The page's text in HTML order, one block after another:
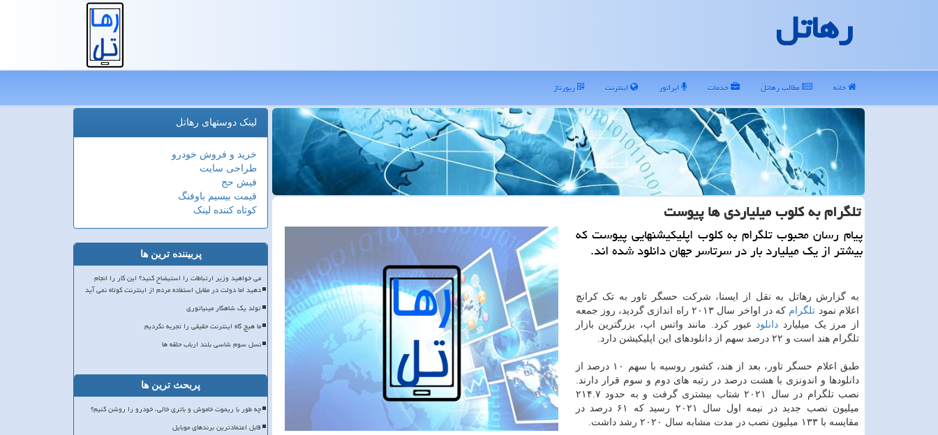
رهاتل
خانه مطالب رهاتل خدمات اپراتور اینترنت رپورتاژ
تلگرام به کلوب میلیاردی ها پیوست
پیام رسان محبوب تلگرام به کلوب اپلیکیشنهایی پیوست که
بیشتر از یک میلیارد بار در سرتاسر جهان دانلود شده اند.
به گزارش رهاتل به نقل از ایسنا، شرکت حسگر تاور به تک کرانچ
اعلام نمود تلگرام
که در اواخر سال ۲۰۱۳ راه اندازی گردید، روز جمعه
از مرز یک میلیارد دانلود عبور کرد. مانند واتس اپ، بزرگترین بازار
تلگرام هند است و ۲۲ درصد سهم از دانلودهای این اپلیکیشن دارد.
طبق اعلام حسگر تاور، بعد از هند، کشور روسیه با سهم ۱۰ درصد از
دانلودها و اندونزی با هشت درصد در رتبه های دوم و سوم قرار دارند.
نصب تلگرام در سال ۲۰۲۱ شتاب بیشتری گرفت و به حدود ۲۱۴.۷
میلیون نصب جدید در نیمه اول سال ۲۰۲۱ رسید که ۶۱ درصد در
مقایسه با ۱۳۳ میلیون نصب در مدت مشابه سال ۲۰۲۰ رشد داشت.
لینک دوستهای رهاتل
خرید و فروش خودرو
طراحی سایت
فیش حج
قیمت بیسیم باوفنگ
کوتاه کننده لینک
پربیننده ترین ها
می خواهید وزیر ارتباطات را استیضاح کنید؟ این کار را انجام
دهید اما دولت در مقابل استفاده مردم از اینترنت کوتاه نمی آید
تولد یک شاهکار مینیاتوری
ما هیچ گاه اینترنت حقیقی را تجربه نکردیم
نسل سوم شاسی بلند ارباب حلقه ها
پربحث ترین ها
چه طور با ریموت خاموش و باتری خالی، خودرو را روشن کنیم؟
قابل اعتمادترین برندهای موبایل